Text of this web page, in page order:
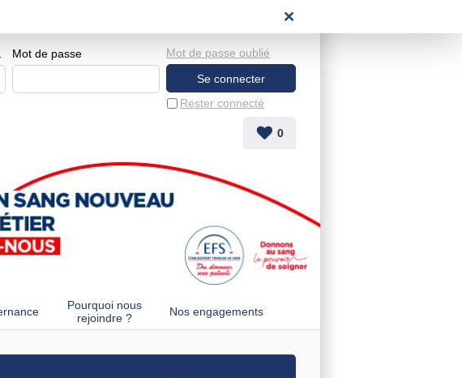
Mot de passe
Rester connecté
Mot de passe oublié
0
Pourquoi nous
rejoindre ?
Nos engagements